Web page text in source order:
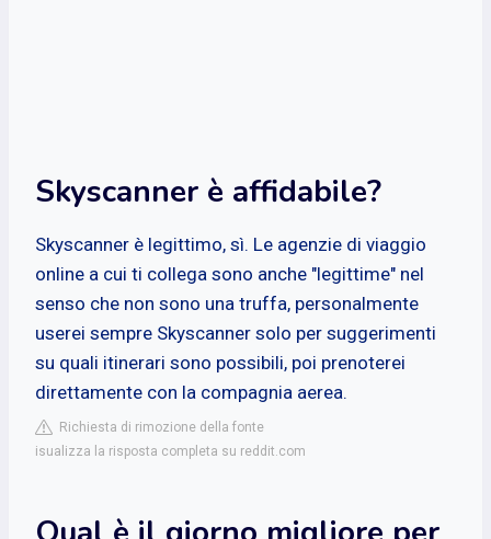
Skyscanner è affidabile?
Skyscanner è legittimo, sì. Le agenzie di viaggio
online a cui ti collega sono anche "legittime" nel
senso che non sono una truffa, personalmente
userei sempre Skyscanner solo per suggerimenti
su quali itinerari sono possibili, poi prenoterei
direttamente con la compagnia aerea.
Richiesta di rimozione della fonte
isualizza la risposta completa su reddit.com